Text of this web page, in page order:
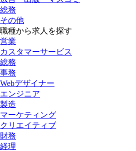
総務
その他
職種から求人を探す
営業
カスタマーサービス
総務
事務
Webデザイナー
エンジニア
製造
マーケティング
クリエイティブ
財務
経理